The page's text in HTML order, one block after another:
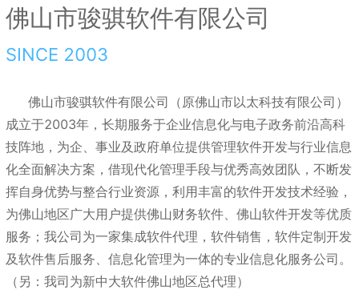
佛山市骏骐软件有限公司
SINCE 2003
佛山市骏骐软件有限公司（原佛山市以太科技有限公司）
成立于2003年，长期服务于企业信息化与电子政务前沿高科
技阵地，为企、事业及政府单位提供管理软件开发与行业信息
化全面解决方案，借现代化管理手段与优秀高效团队，不断发
挥自身优势与整合行业资源，利用丰富的软件开发技术经验，
为佛山地区广大用户提供佛山财务软件、佛山软件开发等优质
服务；我公司为一家集成软件代理，软件销售，软件定制开发
及软件售后服务、信息化管理为一体的专业信息化服务公司。
（另：我司为新中大软件佛山地区总代理）